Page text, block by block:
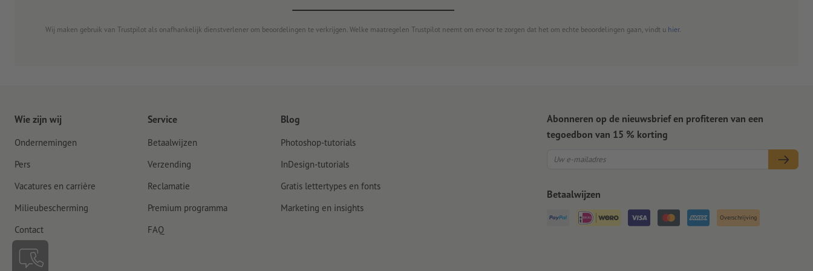
gegarandeerd.
Levering: apart op maat gesneden
Wij maken gebruik van Trustpilot als onafhankelijk dienstverlener om beoordelingen te verkrijgen. Welke maatregelen Trustpilot neemt om ervoor te zorgen dat het om echte beoordelingen gaan, vindt u hier.
Wie zijn wij
Ondernemingen
Pers
Vacatures en carrière
Milieubescherming
Contact
Service
Betaalwijzen
Verzending
Reclamatie
Premium programma
FAQ
Blog
Photoshop-tutorials
InDesign-tutorials
Gratis lettertypes en fonts
Marketing en insights
Abonneren op de nieuwsbrief en profiteren van een
tegoedbon van 15 % korting
Betaalwijzen
Overschrijving